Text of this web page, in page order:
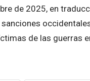
de 2025, en
de las guerras